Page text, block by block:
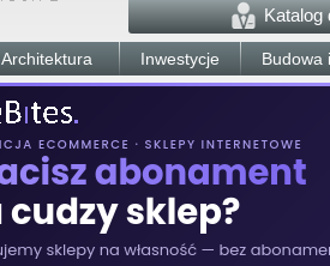
Katalog
Architektura Inwestycje Budowa